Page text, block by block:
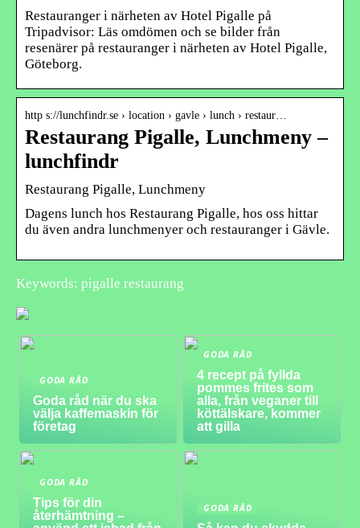
Restauranger i närheten av Hotel Pigalle på
Tripadvisor: Läs omdömen och se bilder från
resenärer på restauranger i närheten av Hotel Pigalle,
Göteborg.
http s://lunchfindr.se › location › gavle › lunch › restaur…
Restaurang Pigalle, Lunchmeny –
lunchfindr
Restaurang Pigalle, Lunchmeny
Dagens lunch hos Restaurang Pigalle, hos oss hittar
du även andra lunchmenyer och restauranger i Gävle.
Keywords: pigalle restaurang
GODA RÅD
Goda råd när du ska
välja kaffemaskin för
företag
GODA RÅD
4 recept på fyllda
pommes frites som
alla, från veganer till
köttälskare, kommer
att gilla
GODA RÅD
Tips för din
återhämtning –
GODA RÅD